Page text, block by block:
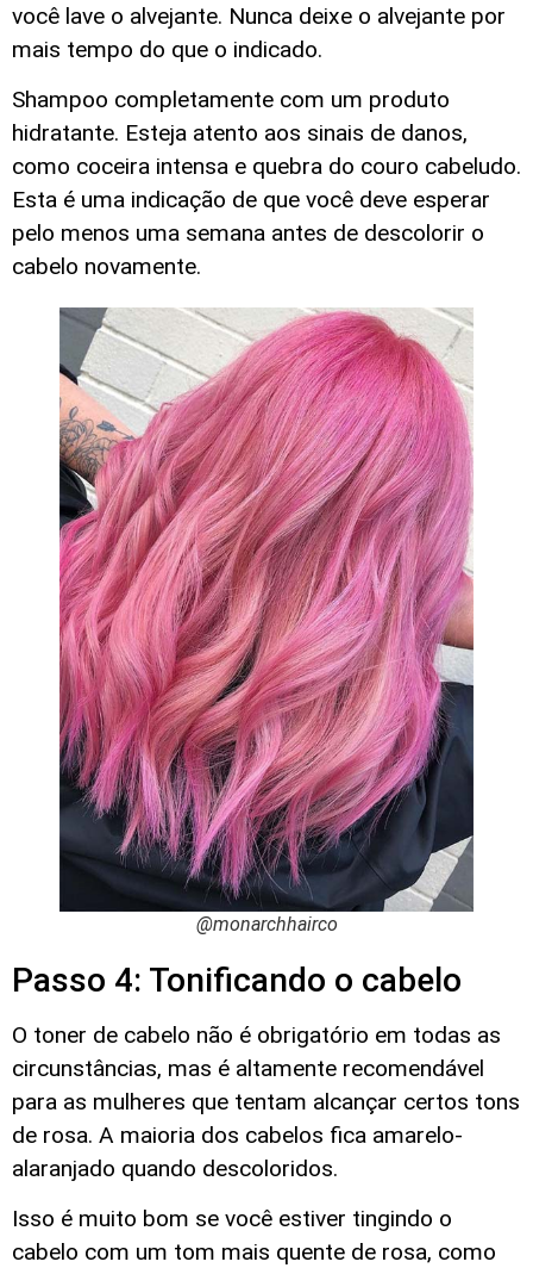
você lave o alvejante. Nunca deixe o alvejante por
mais tempo do que o indicado.
Shampoo completamente com um produto
hidratante. Esteja atento aos sinais de danos,
como coceira intensa e quebra do couro cabeludo.
Esta é uma indicação de que você deve esperar
pelo menos uma semana antes de descolorir o
cabelo novamente.
@monarchhairco
Passo 4: Tonificando o cabelo
O toner de cabelo não é obrigatório em todas as
circunstâncias, mas é altamente recomendável
para as mulheres que tentam alcançar certos tons
de rosa. A maioria dos cabelos fica amarelo-
alaranjado quando descoloridos.
Isso é muito bom se você estiver tingindo o
cabelo com um tom mais quente de rosa, como